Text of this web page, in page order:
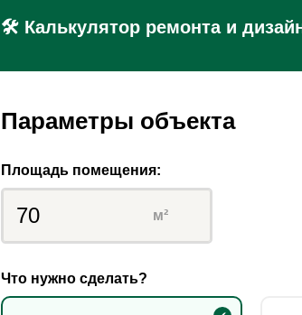
🛠 Калькулятор ремонта и
Параметры объекта
Площадь помещения:
м²
Что нужно сделать?